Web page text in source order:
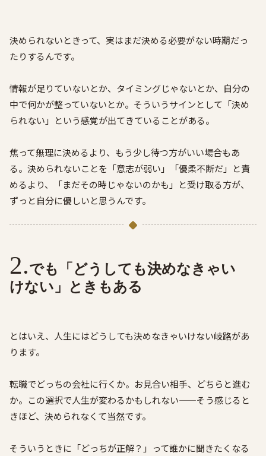
決められないときって、実はまだ決める必要がない時期だっ
たりするんです。
情報が足りていないとか、タイミングじゃないとか、自分の
中で何かが整っていないとか。そういうサインとして「決め
られない」という感覚が出てきていることがある。
焦って無理に決めるより、もう少し待つ方がいい場合もあ
る。決められないことを「意志が弱い」「優柔不断だ」と責
めるより、「まだその時じゃないのかも」と受け取る方が、
ずっと自分に優しいと思うんです。
でも「どうしても決めなきゃい
けない」ときもある
とはいえ、人生にはどうしても決めなきゃいけない岐路があ
ります。
転職でどっちの会社に行くか。お見合い相手、どちらと進む
か。この選択で人生が変わるかもしれない——そう感じると
きほど、決められなくて当然です。
そういうときに「どっちが正解？」って誰かに聞きたくなる